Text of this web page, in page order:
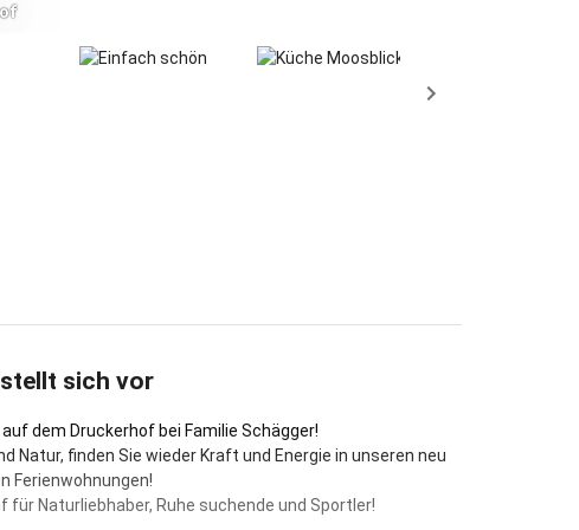
sich vor
dem Druckerhof bei Familie Schägger!
Natur, finden Sie wieder Kraft und Energie in unseren neu
Ferienwohnungen!
für Naturliebhaber, Ruhe suchende und Sportler!